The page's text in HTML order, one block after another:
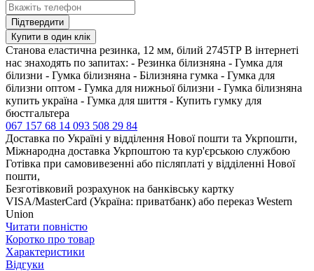
Підтвердити
Купити в один клік
Станова еластична резинка, 12 мм, білий 2745ТР В інтернеті
нас знаходять по запитах: - Резинка білизняна - Гумка для
білизни - Гумка білизняна - Білизняна гумка - Гумка для
білизни оптом - Гумка для нижньої білизни - Гумка білизняна
купить україна - Гумка для шиття - Купить гумку для
бюстгальтера
067 157 68 14 093 508 29 84
Доставка по Україні у відділення Нової пошти та Укрпошти,
Міжнародна доставка Укрпоштою та кур'єрською службою
Готівка при самовивезенні або післяплаті у відділенні Нової
пошти,
Безготівковий розрахунок на банківську картку
VISA/MasterCard (Україна: приватбанк) або переказ Western
Union
Читати повністю
Коротко про товар
Характеристики
Відгуки